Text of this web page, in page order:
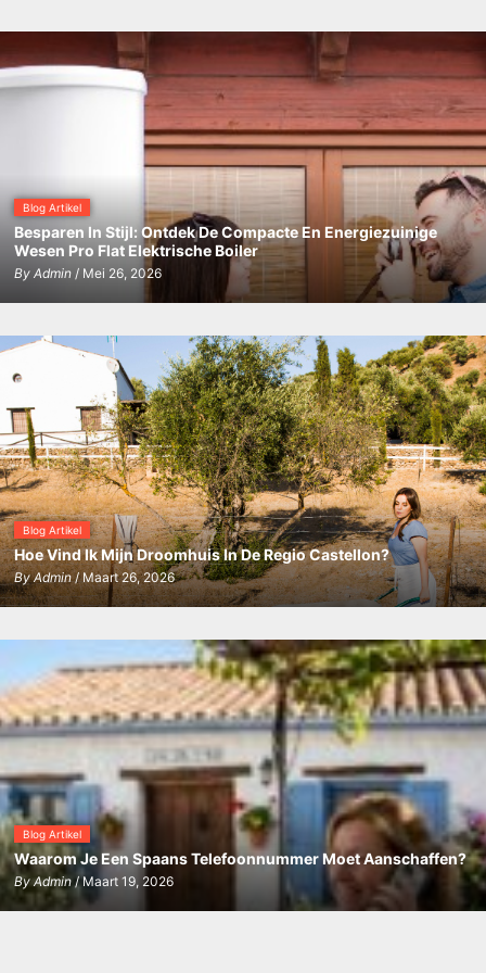
Blog Artikel
Besparen In Stijl: Ontdek De Compacte En Energiezuinige
Wesen Pro Flat Elektrische Boiler
By Admin/ Mei 26, 2026
Blog Artikel
Hoe Vind Ik Mijn Droomhuis In De Regio Castellon?
ByAdmin/ Maart 26, 2026
Blog Artikel
Waarom Je Een Spaans Telefoonnummer Moet Aanschaffen?
By Admin/ Maart 19, 2026